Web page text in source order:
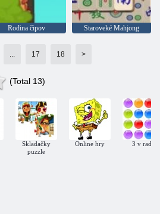
Rodina čipov Staroveké Mahjong
17 18 >
(Total 13)
Skladačky
puzzle
Online hry 3 v rade